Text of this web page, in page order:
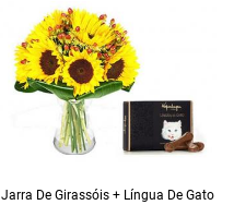
Jarra De Girassóis + Língua De Gato